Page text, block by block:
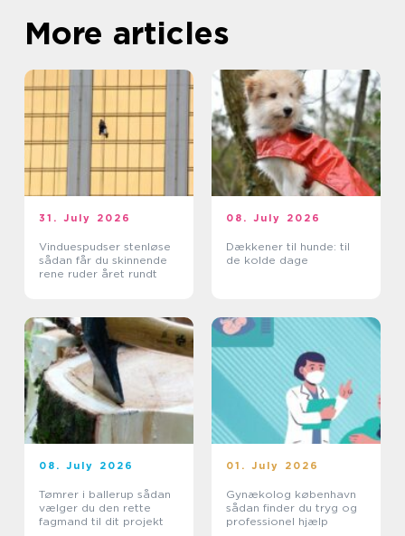
More articles
31. July 2026
Vinduespudser stenløse
sådan får du skinnende
rene ruder året rundt
08. July 2026
Dækkener til hunde: til
de kolde dage
08. July 2026
Tømrer i ballerup sådan
vælger du den rette
fagmand til dit projekt
01. July 2026
Gynækolog københavn
sådan finder du tryg og
professionel hjælp